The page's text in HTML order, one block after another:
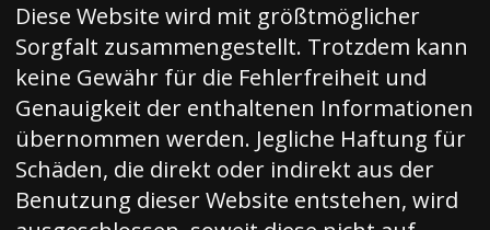
Diese Website wird mit größtmöglicher
Sorgfalt zusammengestellt. Trotzdem kann
keine Gewähr für die Fehlerfreiheit und
Genauigkeit der enthaltenen Informationen
übernommen werden. Jegliche Haftung für
Schäden, die direkt oder indirekt aus der
Benutzung dieser Website entstehen, wird